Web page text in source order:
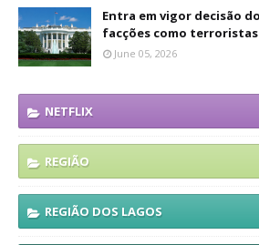
Entra em vigor decisão
facções como terroristas
June 05, 2026
NETFLIX
REGIÃO
REGIÃO DOS LAGOS